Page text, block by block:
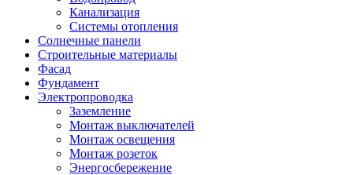
Канализация
Системы отопления
Солнечные панели
Строительные материалы
Фасад
Фундамент
Электропроводка
Заземление
Монтаж выключателей
Монтаж освещения
Монтаж розеток
Энергосбережение